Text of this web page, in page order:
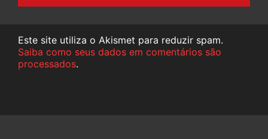
Este site utiliza o Akismet para reduzir spam.
Saiba como seus dados em comentários são
processados.